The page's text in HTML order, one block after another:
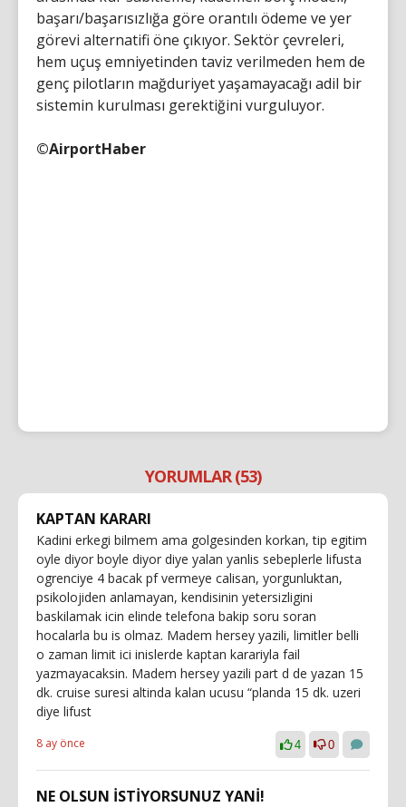
başarı/başarısızlığa göre orantılı ödeme ve yer
görevi alternatifi öne çıkıyor. Sektör çevreleri,
hem uçuş emniyetinden taviz verilmeden hem de
genç pilotların mağduriyet yaşamayacağı adil bir
sistemin kurulması gerektiğini vurguluyor.
©AirportHaber
YORUMLAR (53)
KAPTAN KARARI
Kadini erkegi bilmem ama golgesinden korkan, tip egitim
oyle diyor boyle diyor diye yalan yanlis sebeplerle lifusta
ogrenciye 4 bacak pf vermeye calisan, yorgunluktan,
psikolojiden anlamayan, kendisinin yetersizligini
baskilamak icin elinde telefona bakip soru soran
hocalarla bu is olmaz. Madem hersey yazili, limitler belli
o zaman limit ici inislerde kaptan karariyla fail
yazmayacaksin. Madem hersey yazili part d de yazan 15
dk. cruise suresi altinda kalan ucusu “planda 15 dk. uzeri
diye lifust
8 ay önce 4 0
NE OLSUN İSTİYORSUNUZ YANİ!